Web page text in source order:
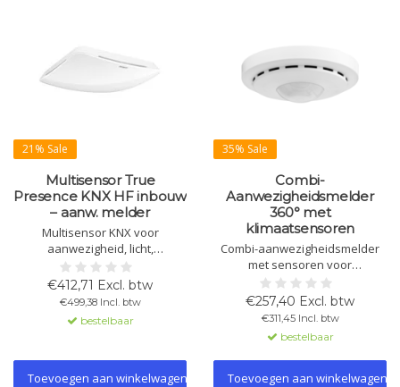
21% Sale
Multisensor True
Presence KNX HF inbouw
– aanw. melder
Multisensor KNX voor
aanwezigheid, licht,
temperatuur, luchtvochtigheid,
luchtdruk, VOC en CO₂.
Inbouwmodel met 360° detectie,
max. 64 m². Verkrijgbaar in wit
en zwart.
€412,71 Excl. btw
€499,38 Incl. btw
bestelbaar
Toevoegen aan winkelwagen
35% Sale
Combi-
Aanwezigheidsmelder
360° met
klimaatsensoren
Combi-aanwezigheidsmelder
met sensoren voor
temperatuur, luchtvochtigheid,
CO2 en VOC. Biedt 360°
detectie, RGB-led voor
luchtkwaliteitsvisualisatie en
constante lichtregeling voor
maximaal 3 lichtgroepen.
€257,40 Excl. btw
€311,45 Incl. btw
bestelbaar
Toevoegen aan winkelwagen